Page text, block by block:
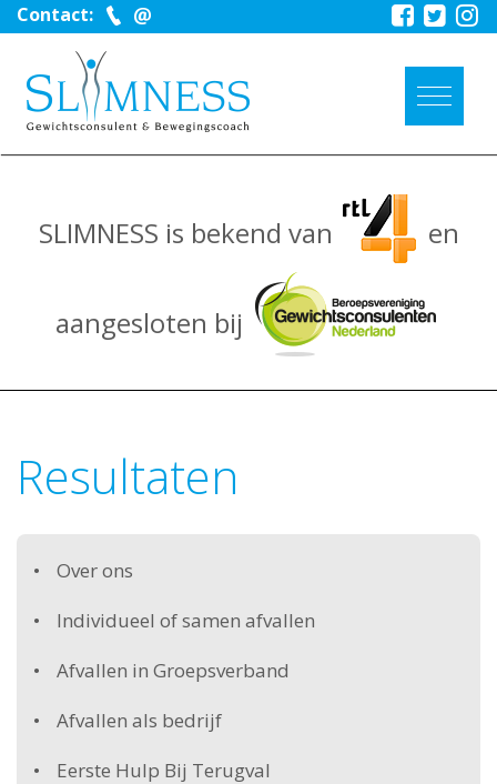
Contact:
SLIMNESS is bekend van en
aangesloten bij
Resultaten
Over ons
Individueel of samen afvallen
Afvallen in Groepsverband
Afvallen als bedrijf
Eerste Hulp Bij Terugval